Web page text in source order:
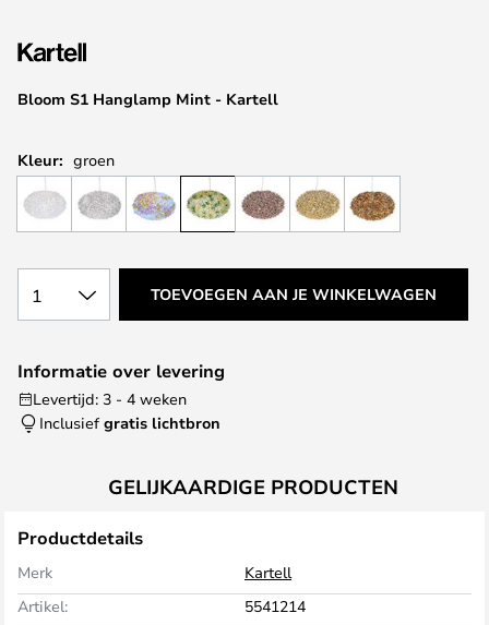
van
de
afbeeldingen-
Bloom S1 Hanglamp Mint - Kartell
Kleur: groen
1 TOEVOEGEN AAN JE WINKELWAGEN
Informatie over levering
Levertijd: 3 - 4 weken
Inclusief gratis lichtbron
GELIJKAARDIGE PRODUCTEN
Productdetails
Merk
Kartell
Artikel:
5541214